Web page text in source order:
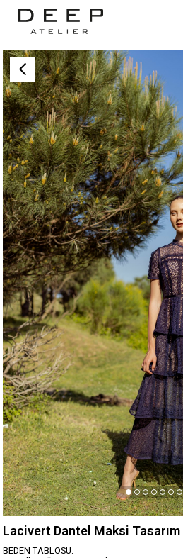
Anasayfa TÜM ELBİSELER Lacivert Dantel
Lacivert Dantel Maksi
BEDEN TABLOSU: